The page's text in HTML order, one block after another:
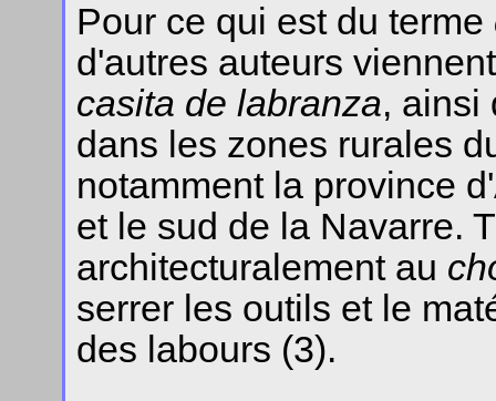
Pour ce qui est du terme
d'autres auteurs
casita de labranza, ainsi
dans les zones rurales
notamment la province
et le sud de la Navarre.
architecturalement au
serrer les outils et le
des labours (3).